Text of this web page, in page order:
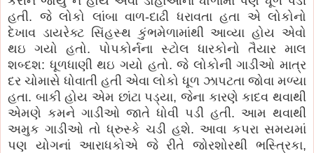
હતી. જે લોકો લાંબા વાળ-દાઢી ધરાવતા હતા એ લોકોનો
દેખાવ ડાયરેક્ટ સિંહસ્થ કુંભમેળામાંથી આવ્યા હોય એવો
થઇ ગયો હતો. પોપકોર્નના સ્ટોલ ધારકોનો તૈયાર માલ
શબ્દશ: ધૂળધાણી થઇ ગયો હતો. જે લોકોની ગાડીઓ માત્ર
દર ચોમાસે ધોવાતી હતી એવા લોકો ધૂળ ઝાપટતા જોવા મળ્યા
હતા. બાકી હોય એમ છાંટા પડ્યા, જેના કારણે કાદવ થવાથી
એમણે કમને ગાડીઓ જાતે ધોવી પડી હતી. આમ થવાથી
અમુક ગાડીઓ તો ધ્રુસ્કે ચડી હશે. આવા કપરા સમયમાં
પણ યોગનાં આરાધકોએ જે રીતે જોરશોરથી ભસ્ત્રિકા,